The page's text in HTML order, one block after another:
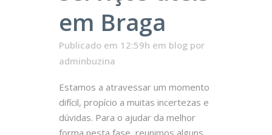
em Braga
Publicado em 12:59h em blog por
adminbuzina
Estamos a atravessar um momento
difícil, propício a muitas incertezas e
dúvidas. Para o ajudar da melhor